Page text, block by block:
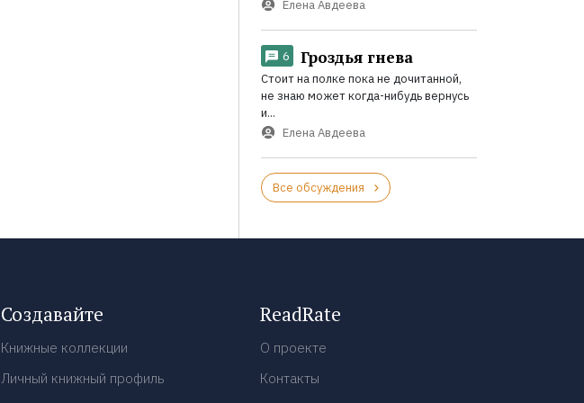
Елена Авдеева
6 Гроздья гнева
Стоит на полке пока не дочитанной,
не знаю может когда-нибудь вернусь
и...
Елена Авдеева
Все обсуждения
Создавайте
Книжные коллекции
Личный книжный профиль
ReadRate
О проекте
Контакты